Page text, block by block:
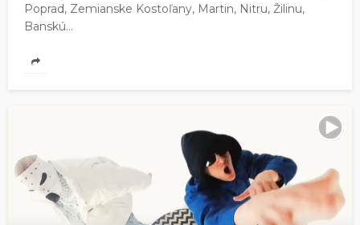
Poprad, Zemianske Kostoľany, Martin, Nitru, Žilinu,
Banskú...